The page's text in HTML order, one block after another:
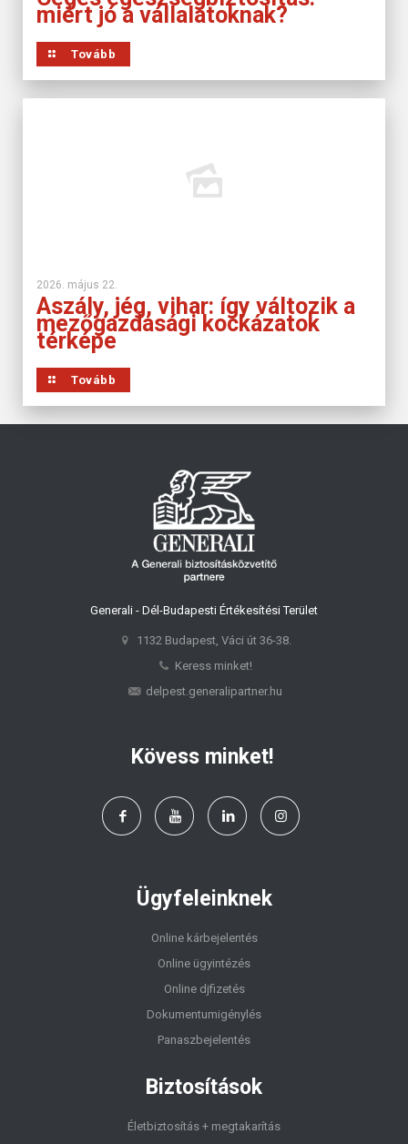
miért jó a vállalatoknak?
Tovább
2026. május 22.
Aszály, jég, vihar: így változik a
mezőgazdasági kockázatok
térképe
Tovább
Generali - Dél-Budapesti Értékesítési Terület
1132 Budapest, Váci út 36-38.
Keress minket!
delpest.generalipartner.hu
Kövess minket!
Ügyfeleinknek
Online kárbejelentés
Online ügyintézés
Online djfizetés
Dokumentumigénylés
Panaszbejelentés
Biztosítások
Életbiztosítás + megtakarítás